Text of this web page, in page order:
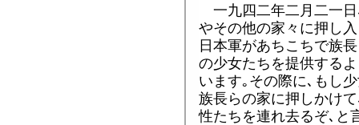
一九四二年二月二一
やその他の家々に押し
日本軍があちこちで族
の少女たちを提供する
います｡その際に､もし
族長らの家に押しかけ
性たちを連れ去るぞ､と